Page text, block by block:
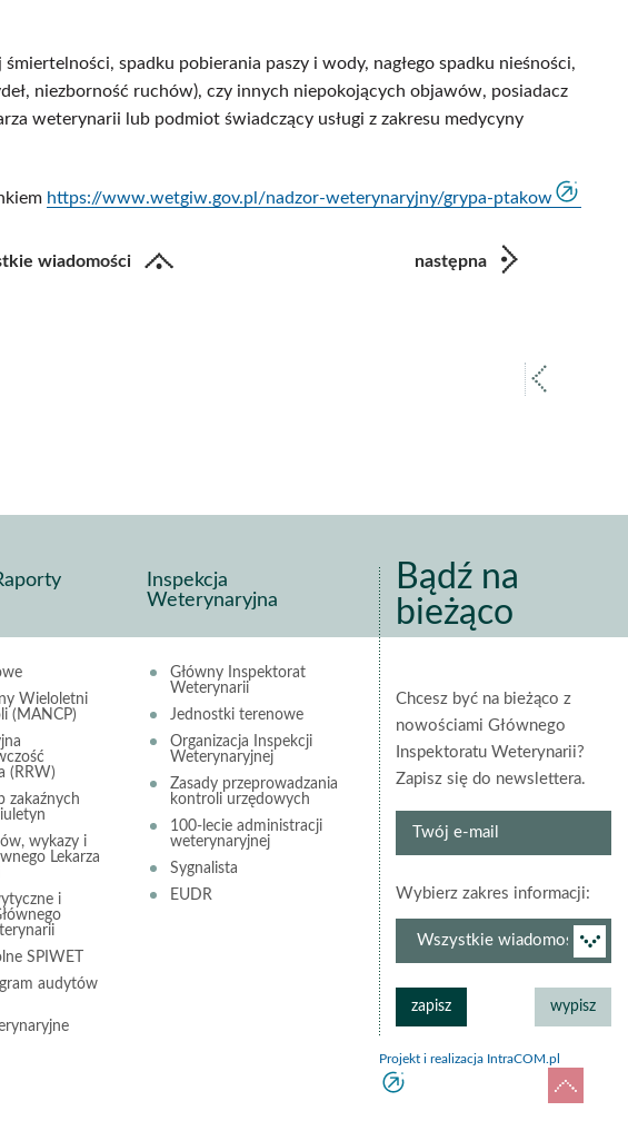
spadku pobierania paszy i wody, nagłego spadku nieśności,
niezborność ruchów), czy innych niepokojących objawów, posiadacz
weterynarii lub podmiot świadczący usługi z zakresu medycyny
https://www.wetgiw.gov.pl/nadzor-weterynaryjny/grypa-ptakow
wiadomości następna
Wieloletni
(MANCP)
(RRW)
zakaźnych
wykazy i
Lekarza
i
SPIWET
audytów
Inspekcja
Weterynaryjna
Główny Inspektorat
Weterynarii
Jednostki terenowe
Organizacja Inspekcji
Weterynaryjnej
Zasady przeprowadzania
kontroli urzędowych
100-lecie administracji
weterynaryjnej
Sygnalista
EUDR
Bądź na
bieżąco
Chcesz być na bieżąco z
nowościami Głównego
Inspektoratu Weterynarii?
Zapisz się do newslettera.
Twój
Wybierz zakres informacji:
Projekt i realizacja IntraCOM.pl